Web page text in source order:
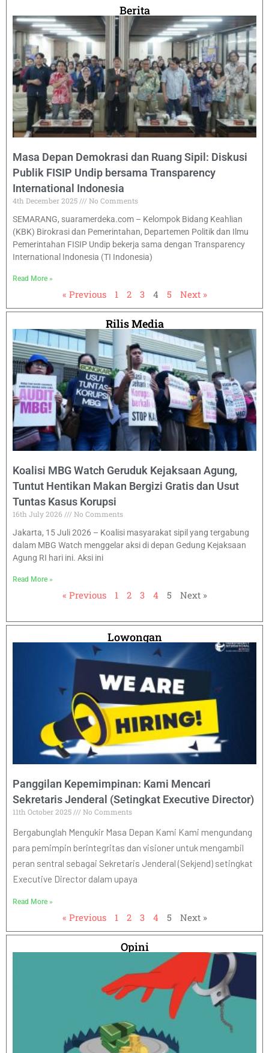
Berita
Masa Depan Demokrasi dan Ruang Sipil: Diskusi
Publik FISIP Undip bersama Transparency
International Indonesia
4th December 2025
No Comments
SEMARANG, suaramerdeka.com – Kelompok Bidang Keahlian
(KBK) Birokrasi dan Pemerintahan, Departemen Politik dan Ilmu
Pemerintahan FISIP Undip bekerja sama dengan Transparency
International Indonesia (TI Indonesia)
Read More »
« Previous 1 2 3 4 5 Next »
Rilis Media
Koalisi MBG Watch Geruduk Kejaksaan Agung,
Tuntut Hentikan Makan Bergizi Gratis dan Usut
Tuntas Kasus Korupsi
16th July 2026
No Comments
Jakarta, 15 Juli 2026 – Koalisi masyarakat sipil yang tergabung
dalam MBG Watch menggelar aksi di depan Gedung Kejaksaan
Agung RI hari ini. Aksi ini
Read More »
« Previous 1 2 3 4 5 Next »
Lowongan
Panggilan Kepemimpinan: Kami Mencari
Sekretaris Jenderal (Setingkat Executive Director)
11th October 2025 No Comments
Bergabunglah Mengukir Masa Depan Kami Kami mengundang
para pemimpin berintegritas dan visioner untuk mengambil
peran sentral sebagai Sekretaris Jenderal (Sekjend) setingkat
Executive Director dalam upaya
Read More »
« Previous 1 2 3 4 5 Next »
Opini